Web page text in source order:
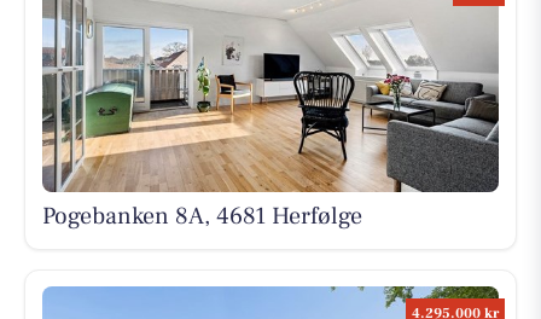
Pogebanken 8A, 4681 Herfølge
4.295.000 kr